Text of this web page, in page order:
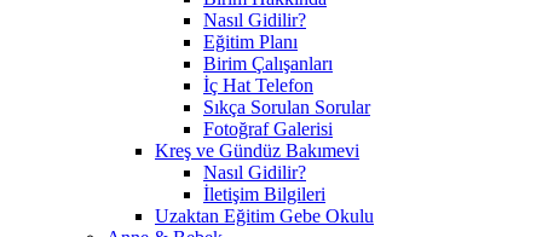
Nasıl Gidilir?
Eğitim Planı
Birim Çalışanları
İç Hat Telefon
Sıkça Sorulan Sorular
Fotoğraf Galerisi
Kreş ve Gündüz Bakımevi
Nasıl Gidilir?
İletişim Bilgileri
Uzaktan Eğitim Gebe Okulu